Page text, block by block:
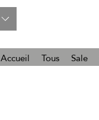
Accueil Tous Sale